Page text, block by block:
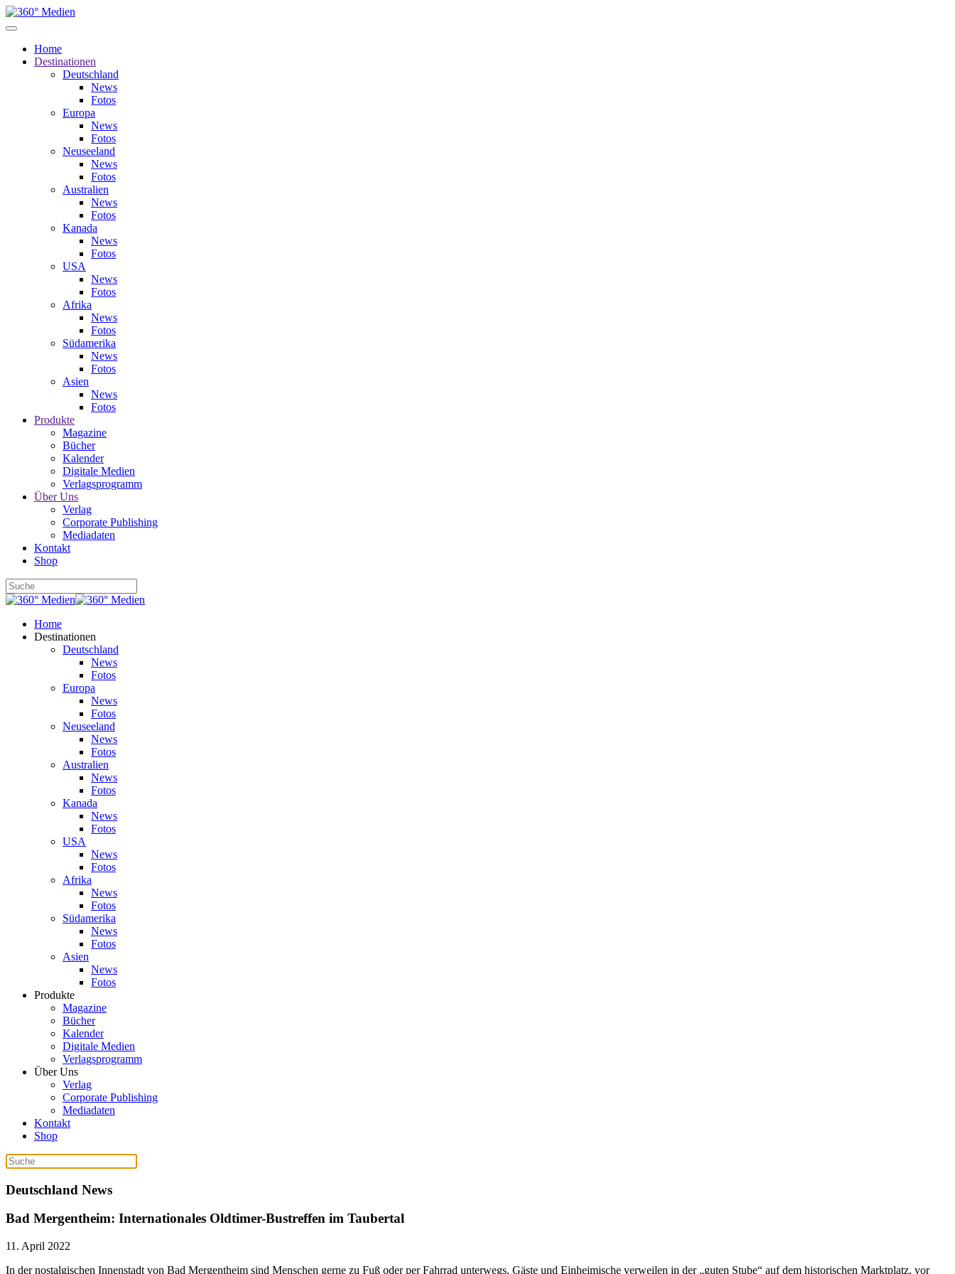
Home
Destinationen
Deutschland
News
Fotos
Europa
News
Fotos
Neuseeland
News
Fotos
Australien
News
Fotos
Kanada
News
Fotos
USA
News
Fotos
Afrika
News
Fotos
Südamerika
News
Fotos
Asien
News
Fotos
Produkte
Magazine
Bücher
Kalender
Digitale Medien
Verlagsprogramm
Über Uns
Verlag
Corporate Publishing
Mediadaten
Kontakt
Shop
Home
Destinationen
Deutschland
News
Fotos
Europa
News
Fotos
Neuseeland
News
Fotos
Australien
News
Fotos
Kanada
News
Fotos
USA
News
Fotos
Afrika
News
Fotos
Südamerika
News
Fotos
Asien
News
Fotos
Produkte
Magazine
Bücher
Kalender
Digitale Medien
Verlagsprogramm
Über Uns
Verlag
Corporate Publishing
Mediadaten
Kontakt
Shop
Deutschland News
Bad Mergentheim: Internationales Oldtimer-Bustreffen im Taubertal
11. April 2022
In der nostalgischen Innenstadt von Bad Mergentheim sind Menschen gerne zu Fuß oder per Fahrrad unterwegs. Gäste und Einheimische verweilen in der „guten Stube“ auf dem historischen Marktplatz, vor